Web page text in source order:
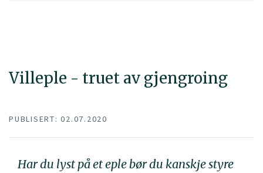
Villeple - truet av gjengroing
PUBLISERT: 02.07.2020
Har du lyst på et eple bør du kanskje styre